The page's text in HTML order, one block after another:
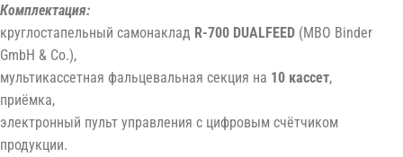
Комплектация:
круглостапельный самонаклад R-700 DUALFEED (MBO Binder
GmbH & Co.),
мультикассетная фальцевальная секция на 10 кассет,
приёмка,
электронный пульт управления с цифровым счётчиком
продукции.